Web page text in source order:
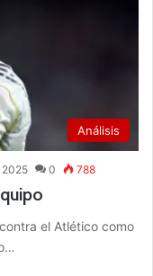
Análisis
2025 0 788
el Atlético como